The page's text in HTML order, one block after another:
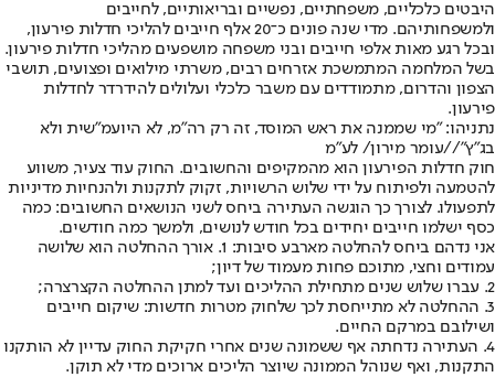
היבטים כלכליים, משפחתיים, נפשיים ובריאותיים, לחייבים
ולמשפחותיהם. מדי שנה פונים כ־20 אלף חייבים להליכי חדלות פירעון,
ובכל רגע מאות אלפי חייבים ובני משפחה מושפעים מהליכי חדלות פירעון.
בשל המלחמה המתמשכת אזרחים רבים, משרתי מילואים ופצועים, תושבי
הצפון והדרום, מתמודדים עם משבר כלכלי ועלולים להידרדר לחדלות
פירעון.
נתניהו: ״מי שממנה את ראש המוסד, זה רק רה"מ, לא היועמ"שית ולא
בג"ץ"//עומר מירון/ לע״מ
חוק חדלות הפירעון הוא מהמקיפים והחשובים. החוק עוד צעיר, משווע
להטמעה ולפיתוח על ידי שלוש הרשויות, זקוק לתקנות ולהנחיות מדיניות
לתפעולו. לצורך כך הוגשה העתירה ביחס לשני הנושאים החשובים: כמה
כסף ישלמו חייבים יחידים בכל חודש לנושים, ולמשך כמה חודשים.
אני נדהם ביחס להחלטה מארבע סיבות: 1. אורך ההחלטה הוא שלושה
עמודים וחצי, מתוכם פחות מעמוד של דיון;
2. עברו שלוש שנים מתחילת ההליכים ועד למתן ההחלטה הקצרצרה;
3. ההחלטה לא מתייחסת לכך שלחוק מטרות חדשות: שיקום חייבים
ושילובם במרקם החיים.
4. העתירה נדחתה אף ששמונה שנים אחרי חקיקת החוק עדיין לא הותקנו
התקנות, ואף שנוהל הממונה שיוצר הליכים ארוכים מדי לא תוקן.